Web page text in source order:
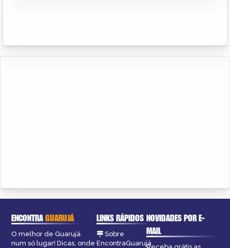
ENCONTRAGUARUJÁ
O melhor de Guarujá
num só lugar! Dicas, onde
LINKS RÁPIDOS
Sobre
EncontraGuarujá
NOVIDADES POR E-
MAIL